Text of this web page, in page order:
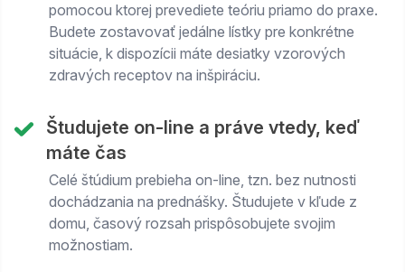
pomocou ktorej prevediete teóriu priamo do praxe.
Budete zostavovať jedálne lístky pre konkrétne
situácie, k dispozícii máte desiatky vzorových
zdravých receptov na inšpiráciu.
Študujete on-line a práve vtedy, keď
máte čas
Celé štúdium prebieha on-line, tzn. bez nutnosti
dochádzania na prednášky. Študujete v kľude z
domu, časový rozsah prispôsobujete svojim
možnostiam.